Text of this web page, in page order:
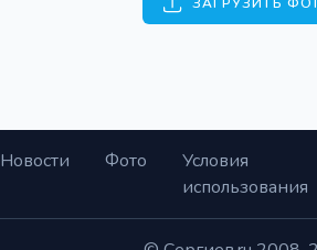
Новости Фото
Условия
использования